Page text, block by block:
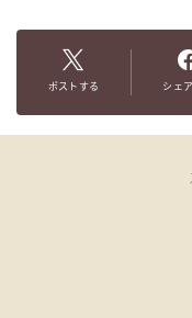
ポストする シェ